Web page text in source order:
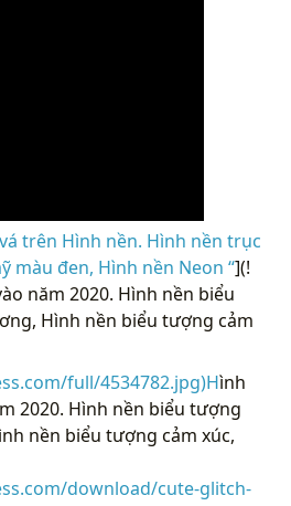
trên Hình nền. Hình nền trục
màu đen, Hình nền Neon “](!
năm 2020. Hình nền biểu
Hình nền biểu tượng cảm
full/4534782.jpg)H
2020. Hình nền biểu tượng
nền biểu tượng cảm xúc,
download/cute-glitch-